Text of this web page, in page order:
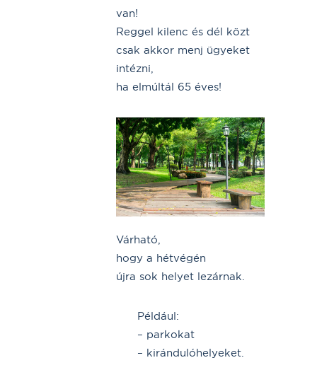
van!
Reggel kilenc és dél közt
csak akkor menj ügyeket
intézni,
ha elmúltál 65 éves!
Várható,
hogy a hétvégén
újra sok helyet lezárnak.
Például:
– parkokat
– kirándulóhelyeket.